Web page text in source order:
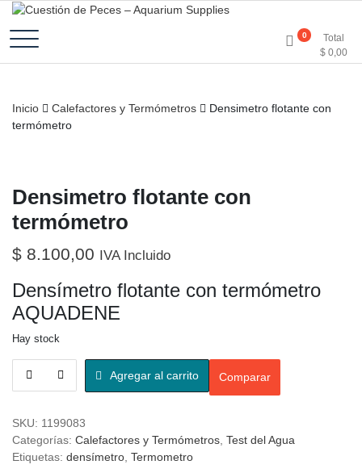
Cuestión de Peces –
Aquarium Supplies
0
Total
$ 0,00
Inicio Calefactores y Termómetros
Densimetro flotante con
termómetro
Densimetro flotante con
termómetro
$ 8.100,00 IVA Incluido
Densímetro flotante con termómetro
AQUADENE
Hay stock
Agregar al carrito Comparar
SKU: 1199083
Categorías: Calefactores y Termómetros Test del Agua
Etiquetas: densímetro Termometro